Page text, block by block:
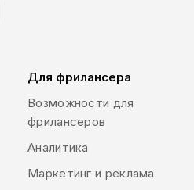
Для фрилансера
Возможности для
фрилансеров
Аналитика
Маркетинг и реклама